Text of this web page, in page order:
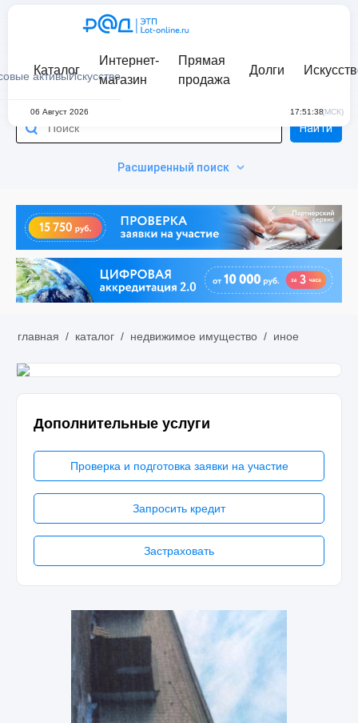
активыИскусство
Каталог
Интернет-
магазин
Прямая
продажа
Долги
06 Август 2026 17:51:38(МСК)
Расширенный поиск
Найти
главная / каталог / недвижимое имущество / иное
Дополнительные услуги
Проверка и подготовка заявки на участие
Запросить кредит
Застраховать